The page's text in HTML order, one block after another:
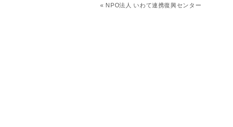
« NPO法人 いわて連携復興センター